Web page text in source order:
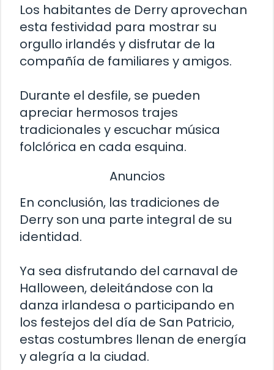
Los habitantes de Derry aprovechan
esta festividad para mostrar su
orgullo irlandés y disfrutar de la
compañía de familiares y amigos.
Durante el desfile, se pueden
apreciar hermosos trajes
tradicionales y escuchar música
folclórica en cada esquina.
Anuncios
En conclusión, las tradiciones de
Derry son una parte integral de su
identidad.
Ya sea disfrutando del carnaval de
Halloween, deleitándose con la
danza irlandesa o participando en
los festejos del día de San Patricio,
estas costumbres llenan de energía
y alegría a la ciudad.